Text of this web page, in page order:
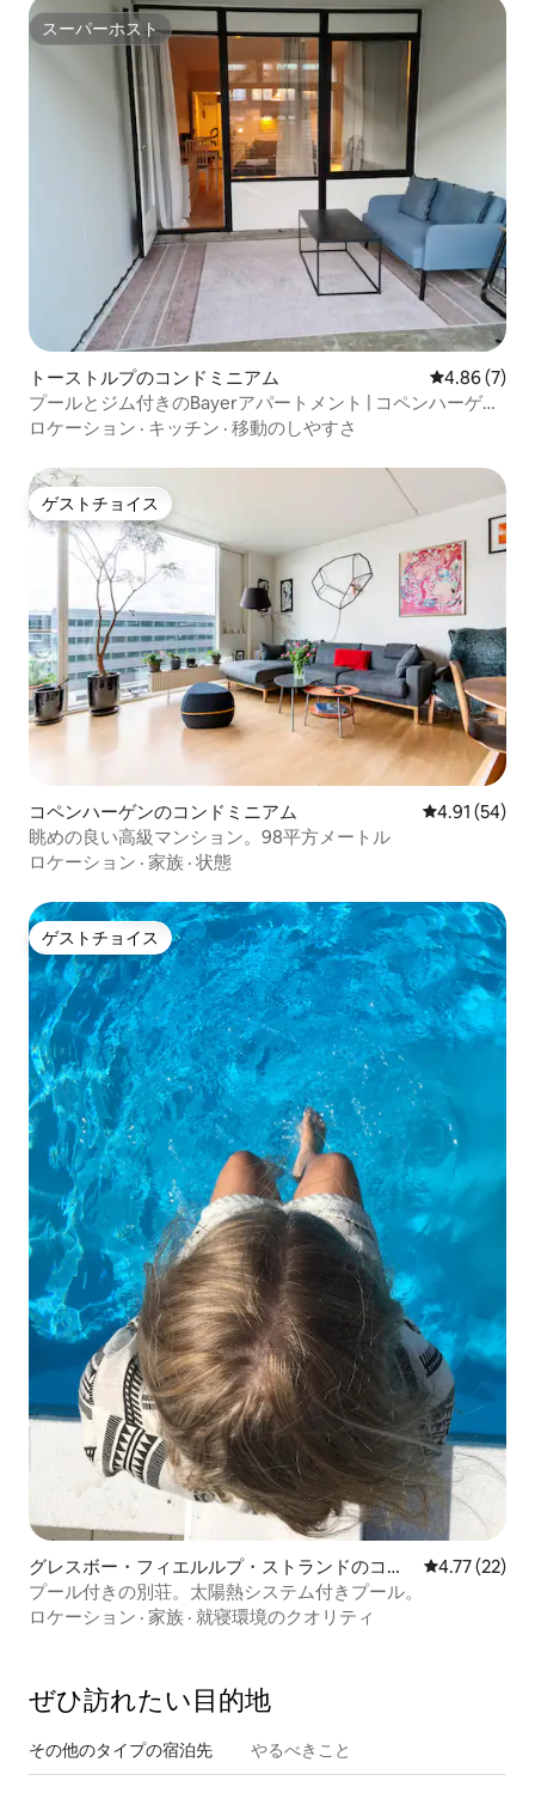
スーパーホスト
スーパーホスト
トーストルプのコンドミニアム レビュー7
4.86 (7)
プールとジム付きのBayerアパートメント | コペンハーゲン
空港まで20分
ロケーション · キッチン · 移動のしやすさ
ゲストチョイス
ゲストチョイス
コペンハーゲンのコンドミニアム レビュー54
4.91 (54)
眺めの良い高級マンション。98平方メートル
ロケーション · 家族 · 状態
ゲストチョイス
ゲストチョイス
グレスボー・フィエルルプ・ストランドのコン
ドミニアム
レビュー22
4.77 (22)
プール付きの別荘。太陽熱システム付きプール。
ロケーション · 家族 · 就寝環境のクオリティ
ぜひ訪⁠れ⁠た⁠い目⁠的⁠地
その他のタ⁠イ⁠プ⁠の宿⁠泊⁠先 やるべきこと